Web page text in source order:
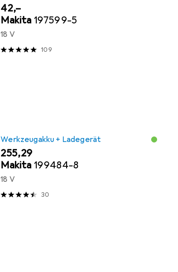
EUR
42,–
Makita 197599-5
18 V
109
Werkzeugakku + Ladegerät
EUR
255,29
Makita 199484-8
18 V
30